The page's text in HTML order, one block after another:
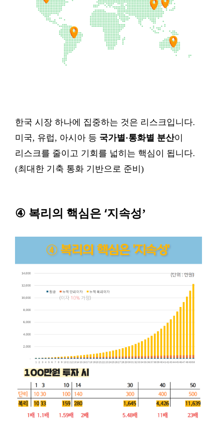
한국 시장 하나에 집중하는 것은 리스크입니다.
미국, 유럽 , 아시아 등 국가별·통화별 분산이
리스크를 줄이고 기회를 넓히는 핵심이 됩니다.
(최대한 기축 통화 기반으로 준비 )
④ 복리의 핵심은 ‘지속성’